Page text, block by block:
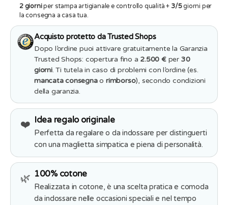
90
anni
90
2 giorniper stampa artigianale e controllo qualità + 3/5giorni per
la consegna a casa tua.
Acquisto protetto da Trusted Shops
Dopo l’ordine puoi attivare gratuitamente la Garanzia
Trusted Shops: copertura fino a 2.500 €per 30
giorni. Ti tutela in caso di problemi con l’ordine (es.
mancata consegnaorimborso), secondo condizioni
della garanzia.
❤️ Idea regalo originale
Perfetta da regalare o da indossare per distinguerti
con una maglietta simpatica e piena di personalità.
🌿 100% cotone
Realizzata in cotone, è una scelta pratica e comoda
da indossare nelle occasioni speciali e nel tempo